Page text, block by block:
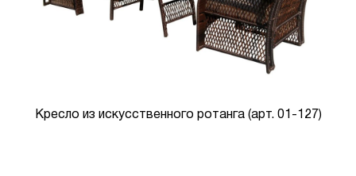
Кресло из искусственного ротанга (арт. 01-127)